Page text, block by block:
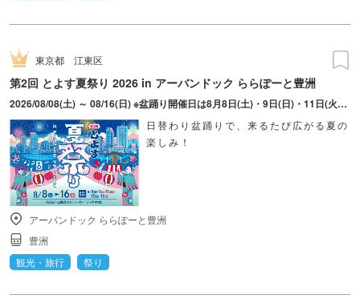
東京都 江東区
第2回 とよす夏祭り 2026 in アーバンドック ららぽーと豊洲
2026/08/08(土) ～ 08/16(日) ※盆踊り開催日は8月8日(土)・9日(日)・11日(火・祝)・15日(土)・16日(日)のみ。 ※縁日およびキッチンカーについては期間中の全日程営業予定。 ※開催コンテンツは日によって異なります。
日替わり盆踊りで、来るたび広がる夏の
楽しみ！
アーバンドック ららぽーと豊洲
豊洲
観光・旅行
祭り